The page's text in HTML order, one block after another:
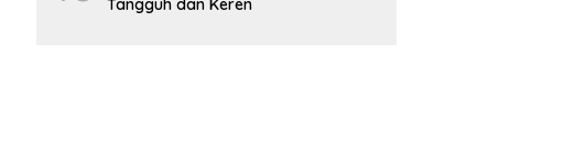
Tangguh dan Keren